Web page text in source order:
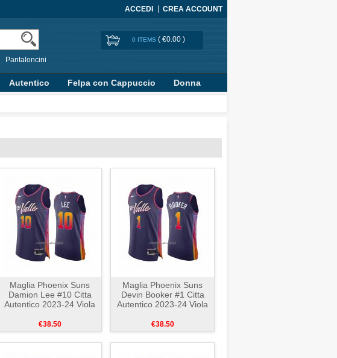
ACCEDI CREA ACCOUNT
Pantaloncini
0 ITEMS ( €0.00 )
Autentico Felpa con Cappuccio
Donna
Maglia Phoenix Suns
Damion Lee #10 Citta
Autentico 2023-24 Viola
€38.50
Maglia Phoenix Suns
Devin Booker #1 Citta
Autentico 2023-24 Viola
€38.50